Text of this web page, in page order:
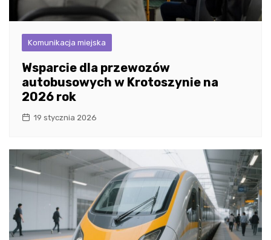
Komunikacja miejska
Wsparcie dla przewozów
autobusowych w Krotoszynie na
2026 rok
19 stycznia 2026